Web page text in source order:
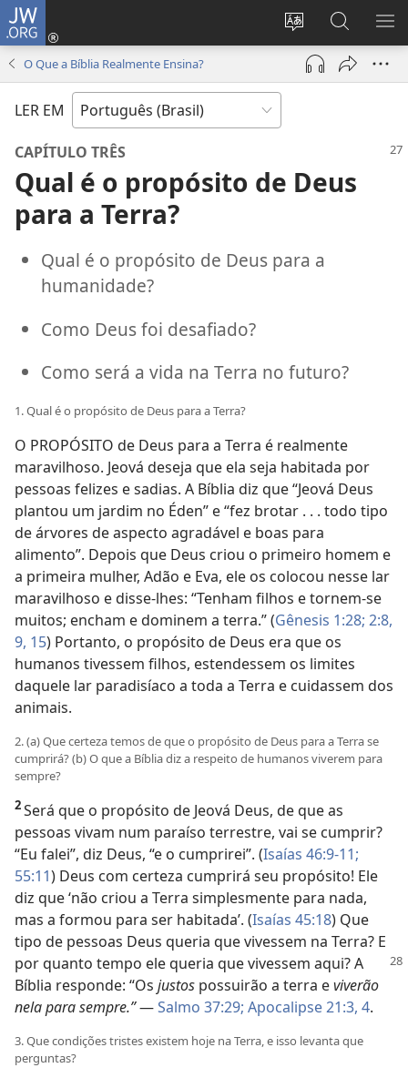
JW.ORG
Mudar
idioma
Log
(abre
janela)
Buscar
no
JW.ORG
O Que a Bíblia Realmente Ensina?
LER EM
CAPÍTULO TRÊS
Qual é o propósito de Deus
para a Terra?
Qual é o propósito de Deus para a
humanidade?
Como Deus foi desafiado?
Como será a vida na Terra no futuro?
1. Qual é o propósito de Deus para a Terra?
O PROPÓSITO de Deus para a Terra é realmente
maravilhoso. Jeová deseja que ela seja habitada por
pessoas felizes e sadias. A Bíblia diz que “Jeová Deus
plantou um jardim no Éden” e “fez brotar . . . todo tipo
de árvores de aspecto agradável e boas para
alimento”. Depois que Deus criou o primeiro homem e
a primeira mulher, Adão e Eva, ele os colocou nesse lar
maravilhoso e disse-lhes: “Tenham filhos e tornem-se
muitos; encham e dominem a terra.” (Gênesis 1:28; 2:8,
9, 15) Portanto, o propósito de Deus era que os
humanos tivessem filhos, estendessem os limites
daquele lar paradisíaco a toda a Terra e cuidassem dos
animais.
2. (a) Que certeza temos de que o propósito de Deus para a Terra se
cumprirá? (b) O que a Bíblia diz a respeito de humanos viverem para
sempre?
2Será que o propósito de Jeová Deus, de que as
pessoas vivam num paraíso terrestre, vai se cumprir?
“Eu falei”, diz Deus, “e o cumprirei”. (Isaías 46:9-11;
55:11) Deus com certeza cumprirá seu propósito! Ele
diz que ‘não criou a Terra simplesmente para nada,
mas a formou para ser habitada’. (Isaías 45:18) Que
tipo de pessoas Deus queria que vivessem na Terra? E
por quanto tempo ele queria quevivessem aqui? A
Bíblia responde: “Os justos possuirão a terra eviverão
nela para sempre.”—Salmo 37:29; Apocalipse 21:3, 4.
3. Que condições tristes existem hoje na Terra, e isso levanta que
perguntas?